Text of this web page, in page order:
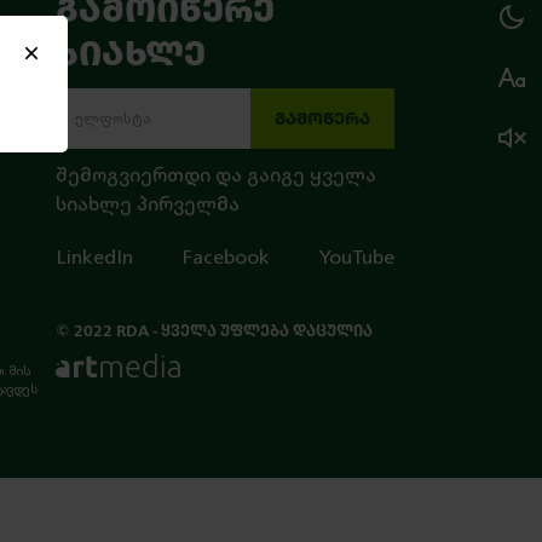
მის
ᲒᲐᲛᲝᲘᲬᲔᲠᲔ
ᲡᲘᲐᲮᲚᲔ
ᲒᲐᲛᲝᲬᲔᲠᲐ
შემოგვიერთდი და გაიგე ყველა
სიახლე პირველმა
LinkedIn Facebook YouTube
© 2022 RDA - ᲧᲕᲔᲚᲐ ᲣᲤᲚᲔᲑᲐ ᲓᲐᲪᲣᲚᲘᲐ